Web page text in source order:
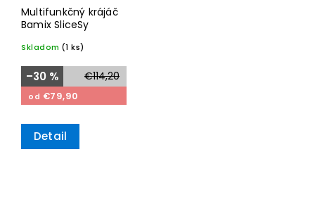
Multifunkčný krájáč
Bamix SliceSy
Skladom (1 ks)
€114,20
–30 %
od €79,90
Detail